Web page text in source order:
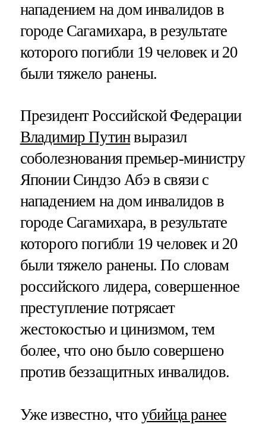
нападением на дом инвалидов в
городе Сагамихара, в результате
которого погибли 19 человек и 20
были тяжело ранены.
Президент Российской Федерации
Владимир Путинвыразил
соболезнования премьер-министру
Японии Синдзо Абэ в связи с
нападением на дом инвалидов в
городе Сагамихара, в результате
которого погибли 19 человек и 20
были тяжело ранены. По словам
российского лидера, совершенное
преступление потрясает
жестокостью и цинизмом, тем
более, что оно было совершено
против беззащитных инвалидов.
Уже известно, что убийца ранее